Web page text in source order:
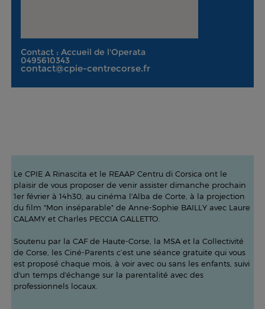
Contact : Accueil de l'Operata
0495610343
contact@cpie-centrecorse.fr
Le CPIE A Rinascita et le REAAP Centru di Corsica ont le
plaisir de vous proposer de venir assister dimanche prochain
1er février à 14h30, au cinéma l'Alba de Corte, à la projection
du film "Mon inséparable" de Anne-Sophie BAILLY avec Laure
CALAMY et Charles PECCIA GALLETTO.
Soutenu par la CAF de Haute-Corse, la MSA et la Collectivité
de Corse, les Ciné-Parents c’est une séance gratuite qui vous
est proposé chaque mois, à voir avec ou sans les enfants, suivi
d'un temps d'échange sur la parentalité avec des
professionnels locaux.